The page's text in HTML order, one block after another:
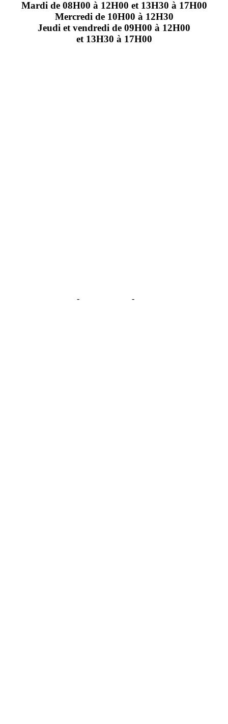
Mardi de 08H00 à 12H00 et 13H30 à 17H00
Mercredi de 10H00 à 12H30
Jeudi et vendredi de 09H00 à 12H00
et 13H30 à 17H00
- -